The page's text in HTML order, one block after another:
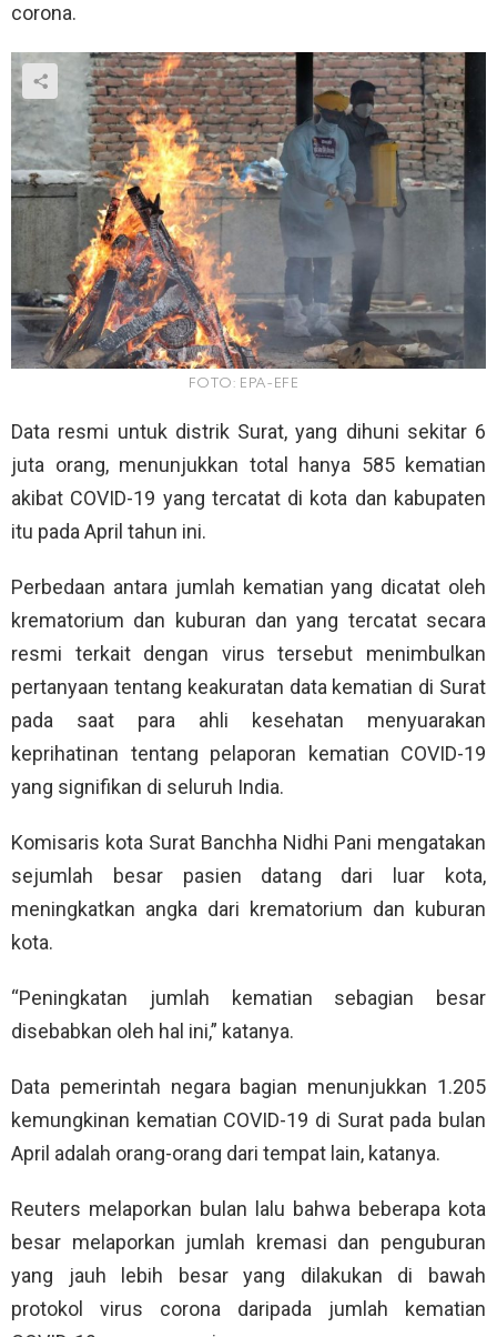
corona.
FOTO: EPA-EFE
Data resmi untuk distrik Surat, yang dihuni sekitar 6
juta orang, menunjukkan total hanya 585 kematian
akibat COVID-19 yang tercatat di kota dan kabupaten
itu pada April tahun ini.
Perbedaan antara jumlah kematian yang dicatat oleh
krematorium dan kuburan dan yang tercatat secara
resmi terkait dengan virus tersebut menimbulkan
pertanyaan tentang keakuratan data kematian di Surat
pada saat para ahli kesehatan menyuarakan
keprihatinan tentang pelaporan kematian COVID-19
yang signifikan di seluruh India.
Komisaris kota Surat Banchha Nidhi Pani mengatakan
sejumlah besar pasien datang dari luar kota,
meningkatkan angka dari krematorium dan kuburan
kota.
“Peningkatan jumlah kematian sebagian besar
disebabkan oleh hal ini,” katanya.
Data pemerintah negara bagian menunjukkan 1.205
kemungkinan kematian COVID-19 di Surat pada bulan
April adalah orang-orang dari tempat lain, katanya.
Reuters melaporkan bulan lalu bahwa beberapa kota
besar melaporkan jumlah kremasi dan penguburan
yang jauh lebih besar yang dilakukan di bawah
protokol virus corona daripada jumlah kematian